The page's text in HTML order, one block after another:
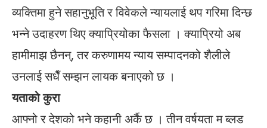
व्यक्तिमा हुने सहानुभूति र विवेकले न्यायलाई थप गरिमा दिन्छ
भन्ने उदाहरण थिए क्याप्रियोका फैसला । क्याप्रियो अब
हामीमाझ छैनन्, तर करुणामय न्याय सम्पादनको शैलीले
उनलाई सधैँ सम्झन लायक बनाएको छ ।
यताको कुरा
आफ्नो र देशको भने कहानी अर्कै छ । तीन वर्षयता म ब्लड